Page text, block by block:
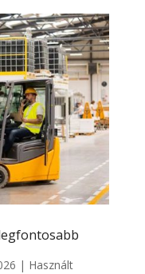
| Használt